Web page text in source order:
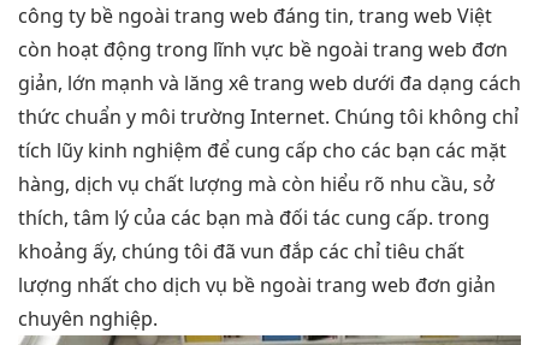
công ty bề ngoài trang web đáng tin, trang web Việt
còn hoạt động trong lĩnh vực bề ngoài trang web đơn
giản, lớn mạnh và lăng xê trang web dưới đa dạng cách
thức chuẩn y môi trường Internet. Chúng tôi không chỉ
tích lũy kinh nghiệm để cung cấp cho các bạn các mặt
hàng, dịch vụ chất lượng mà còn hiểu rõ nhu cầu, sở
thích, tâm lý của các bạn mà đối tác cung cấp. trong
khoảng ấy, chúng tôi đã vun đắp các chỉ tiêu chất
lượng nhất cho dịch vụ bề ngoài trang web đơn giản
chuyên nghiệp.